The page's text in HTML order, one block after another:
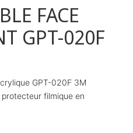
FACE
GPT-020F
GPT-020F 3M
filmique en